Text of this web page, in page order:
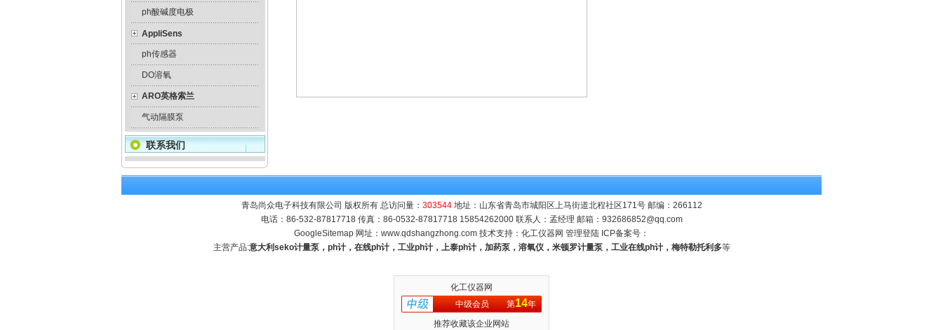
ph酸碱度电极
AppliSens
ph传感器
DO溶氧
ARO英格索兰
气动隔膜泵
联系我们
青岛尚众电子科技有限公司 版权所有 总访问量： 303544地址：山东省青岛市城阳区上马街道北程社区171号 邮编：266112
电话：86-532-87817718 传真：86-0532-87817718 15854262000 联系人：孟经理 邮箱： 932686852@qq.com
GoogleSitemap 网址： www.qdshangzhong.com 技术支持： 化工仪器网 管理登陆 ICP备案号：
主营产品:意大利seko计量泵，ph计，在线ph计，工业ph计，上泰ph计，加药泵，溶氧仪，米顿罗计量泵，工业在线ph计，梅特勒托利多等
化工仪器网
中级会员
第14年
推荐收藏该企业网站